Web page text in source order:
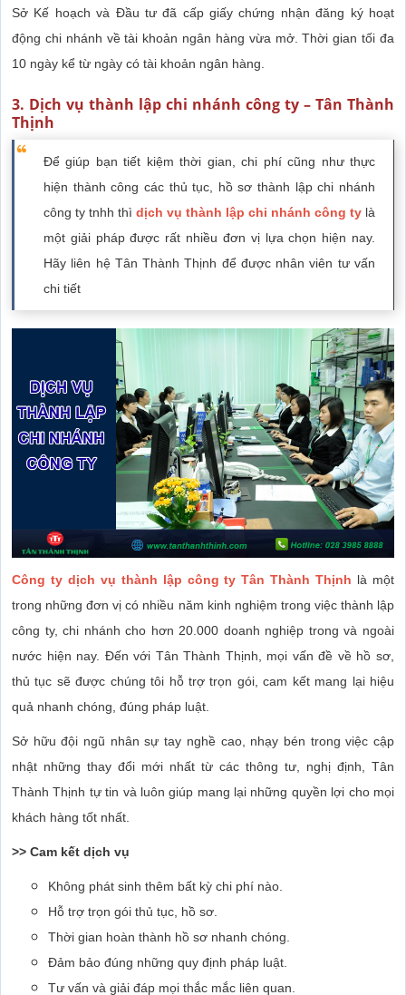
Sở Kế hoạch và Đầu tư đã cấp giấy chứng nhận đăng ký hoạt
động chi nhánh về tài khoản ngân hàng vừa mở. Thời gian tối đa
10 ngày kể từ ngày có tài khoản ngân hàng.
3. Dịch vụ thành lập chi nhánh công ty – Tân Thành
Thịnh
Để giúp bạn tiết kiệm thời gian, chi phí cũng như thực
hiện thành công các thủ tục, hồ sơ thành lập chi nhánh
công ty tnhh thì dịch vụ thành lập chi nhánh công ty là
một giải pháp được rất nhiều đơn vị lựa chọn hiện nay.
Hãy liên hệ Tân Thành Thịnh để được nhân viên tư vấn
chi tiết
Công ty dịch vụ thành lập công ty Tân Thành Thịnh là một
trong những đơn vị có nhiều năm kinh nghiệm trong việc thành lập
công ty, chi nhánh cho hơn 20.000 doanh nghiệp trong và ngoài
nước hiện nay. Đến với Tân Thành Thịnh, mọi vấn đề về hồ sơ,
thủ tục sẽ được chúng tôi hỗ trợ trọn gói, cam kết mang lại hiệu
quả nhanh chóng, đúng pháp luật.
Sở hữu đội ngũ nhân sự tay nghề cao, nhạy bén trong việc cập
nhật những thay đổi mới nhất từ các thông tư, nghị định, Tân
Thành Thịnh tự tin và luôn giúp mang lại những quyền lợi cho mọi
khách hàng tốt nhất.
>> Cam kết dịch vụ
Không phát sinh thêm bất kỳ chi phí nào.
Hỗ trợ trọn gói thủ tục, hồ sơ.
Thời gian hoàn thành hồ sơ nhanh chóng.
Đảm bảo đúng những quy định pháp luật.
Tư vấn và giải đáp mọi thắc mắc liên quan.